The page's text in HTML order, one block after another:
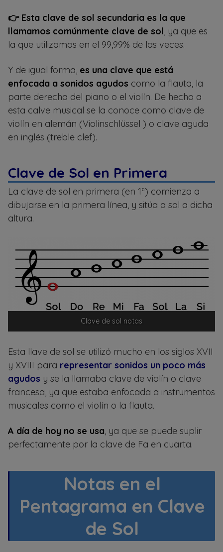
👉 Esta clave de sol secundaria es la que
llamamos comúnmente clave de sol, ya que es
la que utilizamos en el 99,99% de las veces.
Y de igual forma, es una clave que está
enfocada a sonidos agudos como la flauta, la
parte derecha del piano o el violín. De hecho a
esta calve musical se la conoce como clave de
violín en alemán (Violinschlüssel ) o clave aguda
en inglés (treble clef).
Clave de Sol en Primera
La clave de sol en primera (en 1ª) comienza a
dibujarse en la primera línea, y sitúa a sol a dicha
altura.
Clave de sol notas
Esta llave de sol se utilizó mucho en los siglos XVII
y XVIII para representar sonidos un poco más
agudos y se la llamaba clave de violín o clave
francesa, ya que estaba enfocada a instrumentos
musicales como el violín o la flauta.
A día de hoy no se usa, ya que se puede suplir
perfectamente por la clave de Fa en cuarta.
Notas en el
Pentagrama en Clave
de Sol